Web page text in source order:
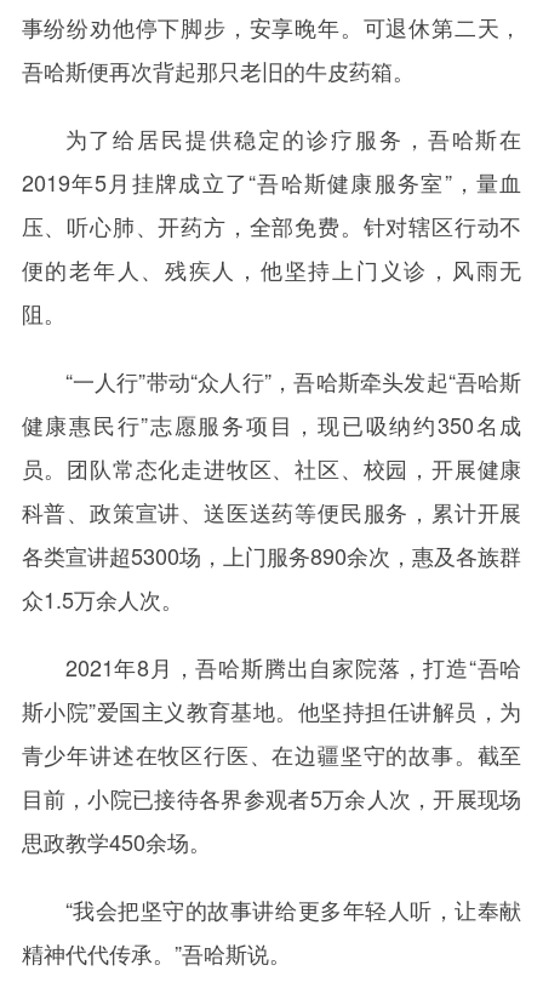
事纷纷劝他停下脚步，安享晚年。可退休第二天，
吾哈斯便再次背起那只老旧的牛皮药箱。
为了给居民提供稳定的诊疗服务，吾哈斯在
2019年5月挂牌成立了“吾哈斯健康服务室”，量血
压、听心肺、开药方，全部免费。针对辖区行动不
便的老年人、残疾人，他坚持上门义诊，风雨无
阻。
“一人行”带动“众人行”，吾哈斯牵头发起“吾哈斯
健康惠民行”志愿服务项目，现已吸纳约350名成
员。团队常态化走进牧区、社区、校园，开展健康
科普、政策宣讲、送医送药等便民服务，累计开展
各类宣讲超5300场，上门服务890余次，惠及各族群
众1.5万余人次。
2021年8月，吾哈斯腾出自家院落，打造“吾哈
斯小院”爱国主义教育基地。他坚持担任讲解员，为
青少年讲述在牧区行医、在边疆坚守的故事。截至
目前，小院已接待各界参观者5万余人次，开展现场
思政教学450余场。
“我会把坚守的故事讲给更多年轻人听，让奉献
精神代代传承。”吾哈斯说。